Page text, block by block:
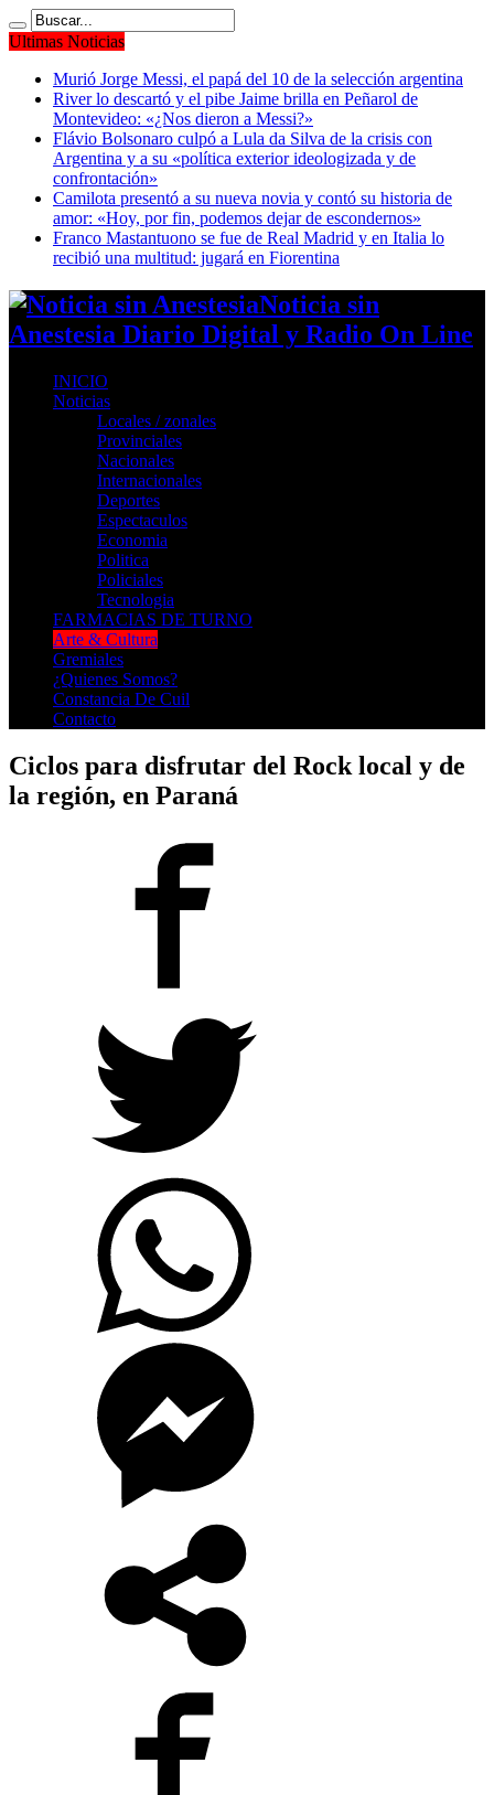
Ultimas Noticias
Murió Jorge Messi, el papá del 10 de la selección argentina
River lo descartó y el pibe Jaime brilla en Peñarol de
Montevideo: «¿Nos dieron a Messi?»
Flávio Bolsonaro culpó a Lula da Silva de la crisis con
Argentina y a su «política exterior ideologizada y de
confrontación»
Camilota presentó a su nueva novia y contó su historia de
amor: «Hoy, por fin, podemos dejar de escondernos»
Franco Mastantuono se fue de Real Madrid y en Italia lo
recibió una multitud: jugará en Fiorentina
Noticia sin
Anestesia Diario Digital y Radio On Line
INICIO
Noticias
Locales / zonales
Provinciales
Nacionales
Internacionales
Deportes
Espectaculos
Economia
Politica
Policiales
Tecnologia
FARMACIAS DE TURNO
Arte & Cultura
Gremiales
¿Quienes Somos?
Constancia De Cuil
Contacto
Ciclos para disfrutar del Rock local y de
la región, en Paraná